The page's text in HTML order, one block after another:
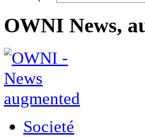
OWNI News,
Societé